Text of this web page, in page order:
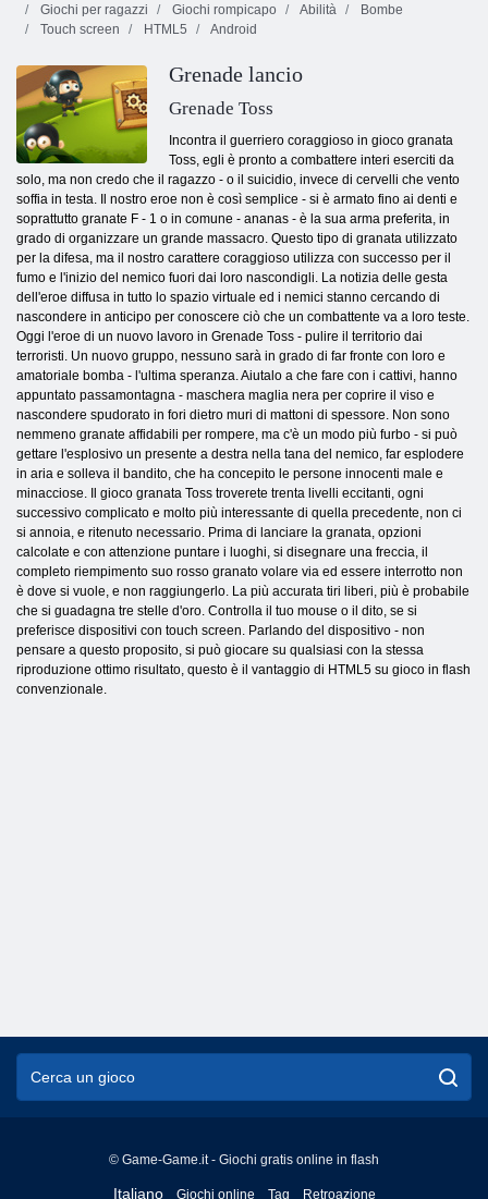
Giochi per ragazzi
Giochi rompicapo Abilità
Bombe
Touch screen
HTML5 Android
Grenade lancio
Grenade Toss
Incontra il guerriero coraggioso in gioco granata
Toss, egli è pronto a combattere interi eserciti da
solo, ma non credo che il ragazzo - o il suicidio, invece di cervelli che vento
soffia in testa. Il nostro eroe non è così semplice - si è armato fino ai denti e
soprattutto granate F - 1 o in comune - ananas - è la sua arma preferita, in
grado di organizzare un grande massacro. Questo tipo di granata utilizzato
per la difesa, ma il nostro carattere coraggioso utilizza con successo per il
fumo e l'inizio del nemico fuori dai loro nascondigli. La notizia delle gesta
dell'eroe diffusa in tutto lo spazio virtuale ed i nemici stanno cercando di
nascondere in anticipo per conoscere ciò che un combattente va a loro teste.
Oggi l'eroe di un nuovo lavoro in Grenade Toss - pulire il territorio dai
terroristi. Un nuovo gruppo, nessuno sarà in grado di far fronte con loro e
amatoriale bomba - l'ultima speranza. Aiutalo a che fare con i cattivi, hanno
appuntato passamontagna - maschera maglia nera per coprire il viso e
nascondere spudorato in fori dietro muri di mattoni di spessore. Non sono
nemmeno granate affidabili per rompere, ma c'è un modo più furbo - si può
gettare l'esplosivo un presente a destra nella tana del nemico, far esplodere
in aria e solleva il bandito, che ha concepito le persone innocenti male e
minacciose. Il gioco granata Toss troverete trenta livelli eccitanti, ogni
successivo complicato e molto più interessante di quella precedente, non ci
si annoia, e ritenuto necessario. Prima di lanciare la granata, opzioni
calcolate e con attenzione puntare i luoghi, si disegnare una freccia, il
completo riempimento suo rosso granato volare via ed essere interrotto non
è dove si vuole, e non raggiungerlo. La più accurata tiri liberi, più è probabile
che si guadagna tre stelle d'oro. Controlla il tuo mouse o il dito, se si
preferisce dispositivi con touch screen. Parlando del dispositivo - non
pensare a questo proposito, si può giocare su qualsiasi con la stessa
riproduzione ottimo risultato, questo è il vantaggio di HTML5 su gioco in flash
convenzionale.
© Game-Game.it - Giochi gratis online in flash
Italiano
English
Giochi online Tag Retroazione